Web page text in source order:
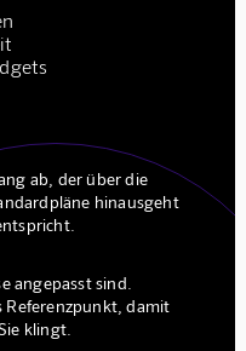
ab, der über die
hinausgeht
angepasst sind.
Referenzpunkt, damit
klingt.